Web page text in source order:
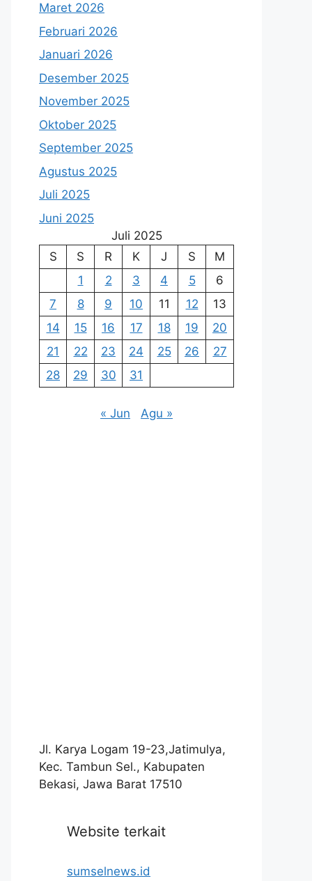
Maret 2026
Februari 2026
Januari 2026
Desember 2025
November 2025
Oktober 2025
September 2025
Agustus 2025
Juli 2025
Juni 2025
Juli 2025
S
S R K J S
M
1
2 3 4 5
6
7
8 9 10 11 12
13
14
15 16 17 18 19
20
21
22 23 24 25 26
27
28
29 30 31
« Jun Agu »
Jl. Karya Logam 19-23,Jatimulya,
Kec. Tambun Sel., Kabupaten
Bekasi, Jawa Barat 17510
Website terkait
sumselnews.id